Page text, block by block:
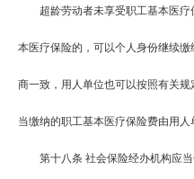
超龄劳动者未享受职工基本医
本医疗保险的，可以个人身份继续
商一致，用人单位也可以按照有关
当缴纳的职工基本医疗保险费由用人
第十八条 社会保险经办机构应